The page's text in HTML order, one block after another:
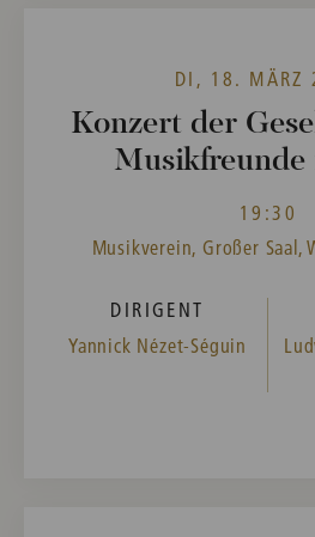
DI, 18. MÄRZ
Konzert der
19:30
Musikverein, Großer Saal,
DIRIGENT
Yannick Nézet-Séguin